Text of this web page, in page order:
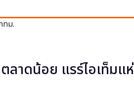
ลาดน้อย แรร์ไอเท็มแห่